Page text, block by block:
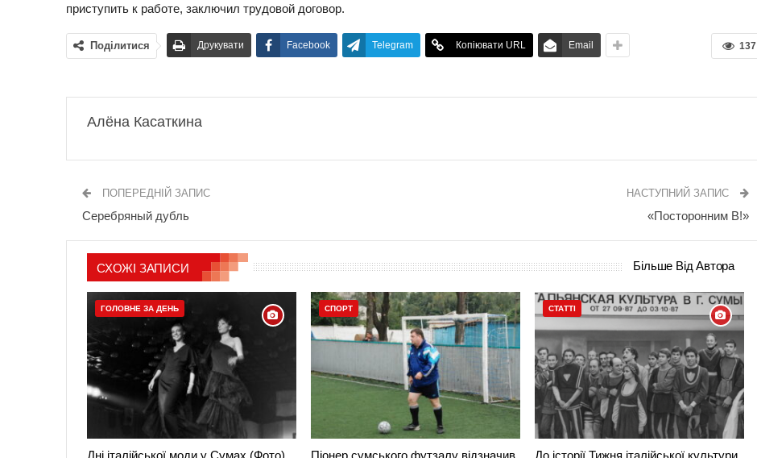
приступить к работе, заключил трудовой договор.
137
Поділитися Друкувати Facebook Telegram Копіювати URL Email
Алёна Касаткина
ПОПЕРЕДНІЙ ЗАПИС
Серебряный дубль
НАСТУПНИЙ ЗАПИС
«Посторонним В!»
СХОЖІ ЗАПИСИ Більше Від Автора
ГОЛОВНЕ ЗА ДЕНЬ
Дні італійської моди у Сумах (Фото)
СПОРТ
Піонер сумського футзалу відзначив
СТАТТІ
До історії Тижня італійської культури